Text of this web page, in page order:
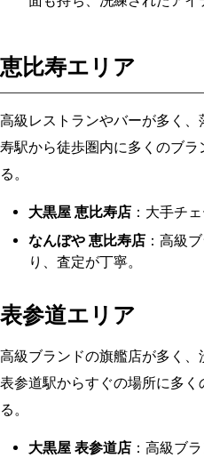
恵比寿エリア
高級レストランやバーが多く
寿駅から徒歩圏内に多くのブ
る。
大黒屋 恵比寿店 ：大手チ
なんぼや 恵比寿店 ：高級
り、査定が丁寧。
表参道エリア
高級ブランドの旗艦店が多く、
表参道駅からすぐの場所に多
る。
大黒屋 表参道店 ：高級ブ